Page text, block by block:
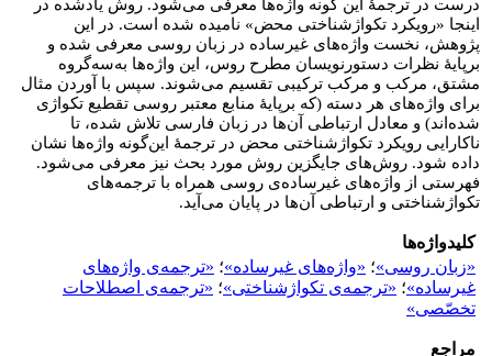
درست در ترجمۀ این گونه واژه‌ها معرفی می‌شود. روش یادشده در
اینجا «رویکرد تکواژشناختی محض» نامیده شده است. در این
پژوهش، نخست واژه‌های غیرساده‌ در زبان روسی معرفی شده و
برپایۀ نظرات دستورنویسان مطرح روس، این واژه‌ها به‌سه‌گروه
مشتق، مرکب و مرکب ترکیبی تقسیم می‌شوند. سپس با آوردن مثال‌
برای واژه‌های هر دسته (که برپایۀ منابع معتبر روسی تقطیع تکواژی
شده‌اند) و معادل ارتباطی آن‌ها در زبان فارسی تلاش شده، تا
ناکارایی رویکرد تکواژشناختی محض در ترجمۀ این‌گونه واژه‌ها نشان
داده شود. روش‌های جایگزین روش مورد بحث نیز معرفی می‌شود.
فهرستی از واژه‌های غیرساده‌ی روسی همراه با ترجمه‌های
تکواژشناختی و ارتباطی آن‌ها در پایان می‌آید.
کلیدواژه‌ها
«زبان روسی»؛ «واژه‌های غیرساده»‌؛ «ترجمه‌‌ی واژه‌های
غیرساده»؛ «ترجمه‌ی تکواژشناختی»؛ «ترجمه‌ی اصطلاحات
تخصّصی»
مراجع